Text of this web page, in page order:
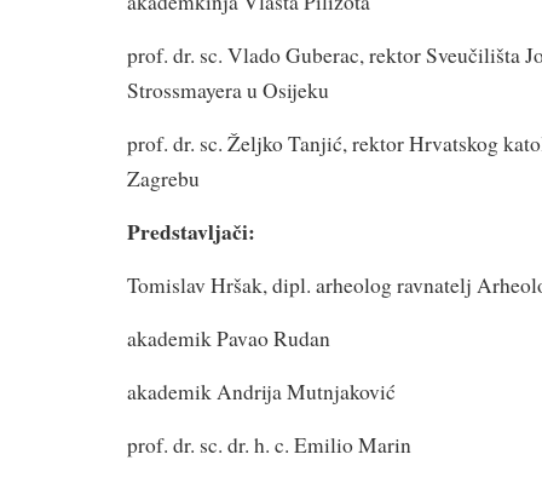
prof. dr. sc. Vlado Guberac, rektor Sveučilišta
Strossmayera u Osijeku
prof. dr. sc. Željko Tanjić, rektor Hrvatskog
Zagrebu
Predstavljači:
Tomislav Hršak, dipl. arheolog ravnatelj
akademik Pavao Rudan
akademik Andrija Mutnjaković
prof. dr. sc. dr. h. c. Emilio Marin